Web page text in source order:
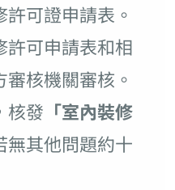
可證申請表。
許可申請表和相
核機關審核。
核發 「室內裝修
無其他問題約十